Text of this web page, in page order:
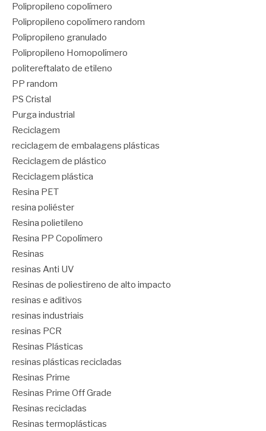
Polipropileno copolímero
Polipropileno copolímero random
Polipropileno granulado
Polipropileno Homopolímero
politereftalato de etileno
PP random
PS Cristal
Purga industrial
Reciclagem
reciclagem de embalagens plásticas
Reciclagem de plástico
Reciclagem plástica
Resina PET
resina poliéster
Resina polietileno
Resina PP Copolímero
Resinas
resinas Anti UV
Resinas de poliestireno de alto impacto
resinas e aditivos
resinas industriais
resinas PCR
Resinas Plásticas
resinas plásticas recicladas
Resinas Prime
Resinas Prime Off Grade
Resinas recicladas
Resinas termoplásticas